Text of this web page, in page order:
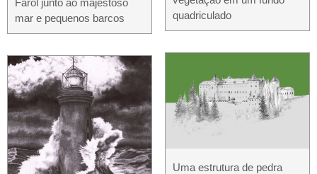
mar e pequenos barcos
quadriculado
Uma estrutura de pedra